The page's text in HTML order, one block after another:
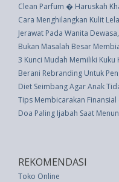
Clean Parfum � Haruskah
Cara Menghilangkan Kulit
Jerawat Pada Wanita
Bukan Masalah Besar
3 Kunci Mudah Memiliki Kuku
Berani Rebranding Untuk
Diet Seimbang Agar Anak
Tips Membicarakan Finansial
Doa Paling Ijabah Saat
REKOMENDASI
Toko Online